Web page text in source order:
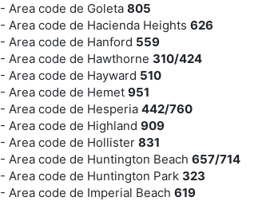
- Area code de Goleta 805
- Area code de Hacienda Heights 626
- Area code de Hanford 559
- Area code de Hawthorne 310/424
- Area code de Hayward 510
- Area code de Hemet 951
- Area code de Hesperia 442/760
- Area code de Highland 909
- Area code de Hollister 831
- Area code de Huntington Beach 657/714
- Area code de Huntington Park 323
- Area code de Imperial Beach 619